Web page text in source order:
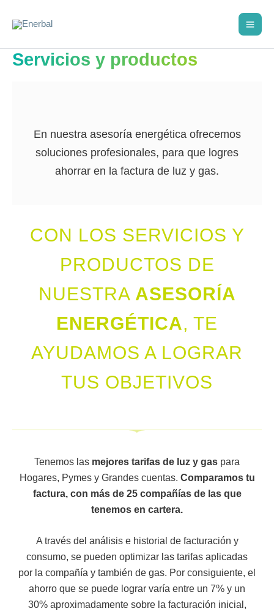
Servicios y productos
En nuestra asesoría energética ofrecemos
soluciones profesionales, para que logres
ahorrar en la factura de luz y gas.
CON LOS SERVICIOS Y
PRODUCTOS DE
NUESTRA ASESORÍA
ENERGÉTICA, TE
AYUDAMOS A LOGRAR
TUS OBJETIVOS
Tenemos las mejores tarifas de luz y gas para
Hogares, Pymes y Grandes cuentas. Comparamos tu
factura, con más de 25 compañías de las que
tenemos en cartera.
A través del análisis e historial de facturación y
consumo, se pueden optimizar las tarifas aplicadas
por la compañía y también de gas. Por consiguiente, el
ahorro que se puede lograr varía entre un 7% y un
30% aproximadamente sobre la facturación inicial,